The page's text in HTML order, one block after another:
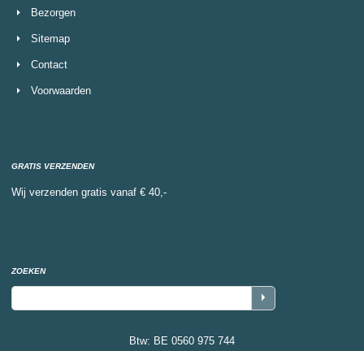
Bezorgen
Sitemap
Contact
Voorwaarden
GRATIS VERZENDEN
Wij verzenden gratis vanaf € 40,-
ZOEKEN
Btw: BE 0560 975 744